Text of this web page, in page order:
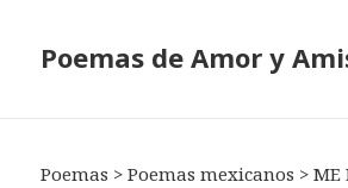
Poemas de Amor y
Poemas >Poemas mexicanos >ME